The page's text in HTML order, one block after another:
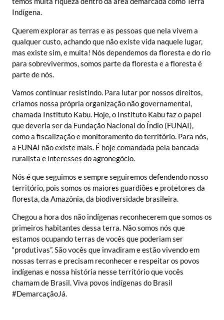
Indígena.
Querem explorar as terras e as pessoas que nela vivem a
qualquer custo, achando que não existe vida naquele lugar,
mas existe sim, e muita! Nós dependemos da floresta e do rio
para sobrevivermos, somos parte da floresta e a floresta é
parte de nós.
Vamos continuar resistindo. Para lutar por nossos direitos,
criamos nossa própria organização não governamental,
chamada Instituto Kabu. Hoje, o Instituto Kabu faz o papel
que deveria ser da Fundação Nacional do Índio (FUNAI),
como a fiscalização e monitoramento do território. Para nós,
a FUNAI não existe mais. É hoje comandada pela bancada
ruralista e interesses do agronegócio.
Nós é que seguimos e sempre seguiremos defendendo nosso
território, pois somos os maiores guardiões e protetores da
floresta, da Amazônia, da biodiversidade brasileira.
Chegou a hora dos não indígenas reconhecerem que somos os
primeiros habitantes dessa terra. Não somos nós que
estamos ocupando terras de vocês que poderiam ser
“produtivas”. São vocês que invadiram e estão vivendo em
nossas terras e precisam reconhecer e respeitar os povos
indígenas e nossa história nesse território que vocês
chamam de Brasil. Viva povos indígenas do Brasil
#DemarcaçãoJá.